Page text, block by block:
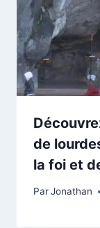
de
la foi et
ParJonathan